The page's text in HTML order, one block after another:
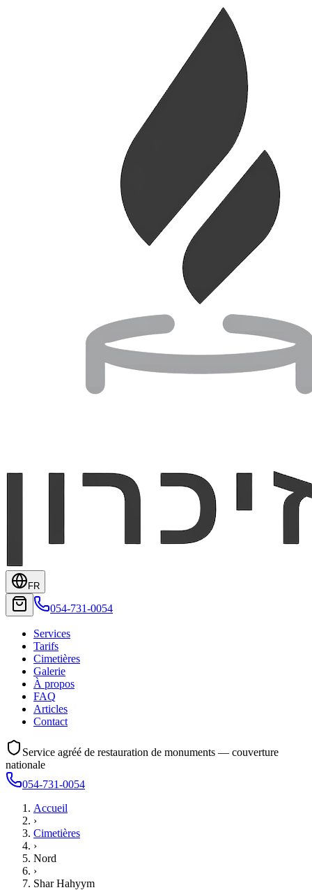
FR
054-731-0054
Services
Tarifs
Cimetières
Galerie
À propos
FAQ
Articles
Contact
Service agréé de restauration de monuments — couverture
nationale
054-731-0054
Accueil
›
Cimetières
›
Nord
›
Shar Hahyym